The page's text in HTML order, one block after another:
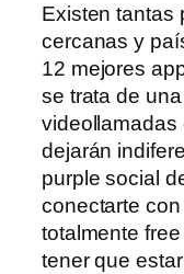
Existen tantas
cercanas y
12 mejores
se trata de
videollamadas
dejarán
purple social
conectarte
totalmente
tener que